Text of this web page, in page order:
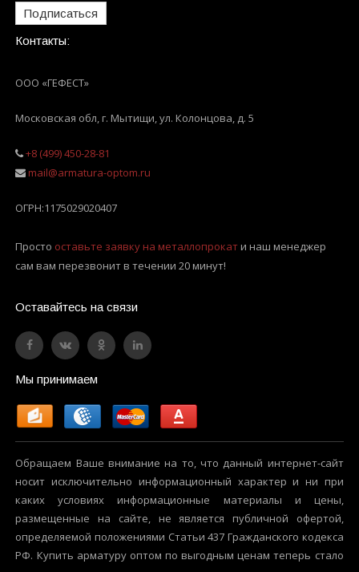
Подписаться
Контакты:
ООО «ГЕФЕСТ»
Московская обл, г. Мытищи,ул. Колонцова, д. 5
+8 (499) 450-28-81
mail@armatura-optom.ru
ОГРН:1175029020407
Просто оставьте заявку на металлопрокати наш менеджер
сам вам перезвонит в течении 20 минут!
Оставайтесь на связи
Мы принимаем
Обращаем Ваше внимание на то, что данный интернет-сайт
носит исключительно информационный характер и ни при
каких условиях информационные материалы и цены,
размещенные на сайте, не является публичной офертой,
определяемой положениями Статьи 437 Гражданского кодекса
РФ. Купить арматуру оптом по выгодным ценам теперь стало